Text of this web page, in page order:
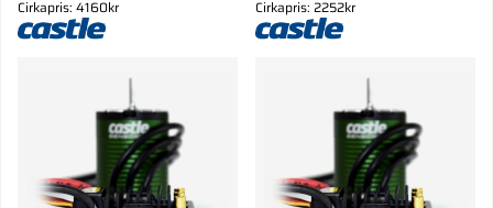
Cirkapris: 4160kr Cirkapris: 2252kr